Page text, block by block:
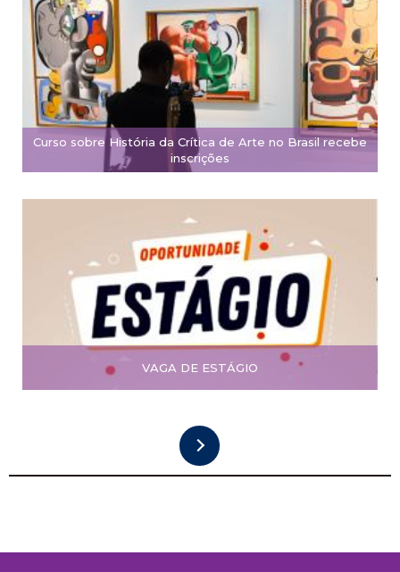
Curso sobre História da Crítica de Arte no Brasil recebe
inscrições
VAGA DE ESTÁGIO